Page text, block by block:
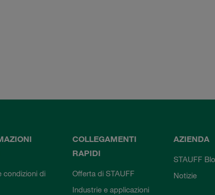
condizioni di
COLLEGAMENTI
RAPIDI
Offerta di STAUFF
Industrie e applicazioni
AZIENDA
STAUFF
Notizie